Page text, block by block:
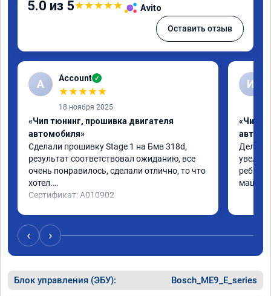
5.0 из 5★★★★★ Avito
Оставить отзыв
A Account ✓
★★★★★
18 ноября 2025
«Чип тюнинг, прошивка двигателя
автомобиля»
Сделали прошивку Stage 1 на Бмв 318d,
результат соответствовал ожиданию, все
очень понравилось, сделали отлично, то что
хотел.
Сертификат: A010902
И
«Чип
Делали
ребята
машина
‹ ›
Блок управления (ЭБУ): Bosch_ME9_E_series